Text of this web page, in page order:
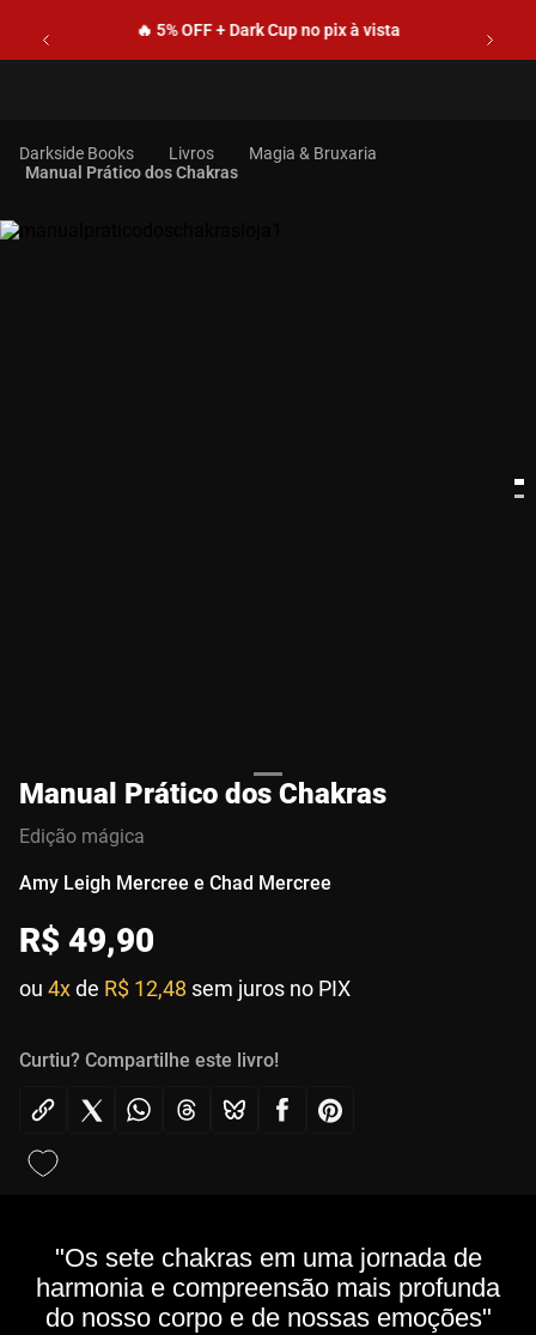
🔥 5% OFF + Dark Cup no pix à vista
Livros
Magia & Bruxaria
Manual Prático dos Chakras
Manual Prático dos Chakras
Edição mágica
Amy Leigh Mercree e Chad Mercree
R$ 49,90
ou 4xde R$ 12,48 sem juros no PIX
Curtiu? Compartilhe este livro!
"Os sete chakras em uma jornada de
harmonia e compreensão mais profunda
do nosso corpo e de nossas emoções"